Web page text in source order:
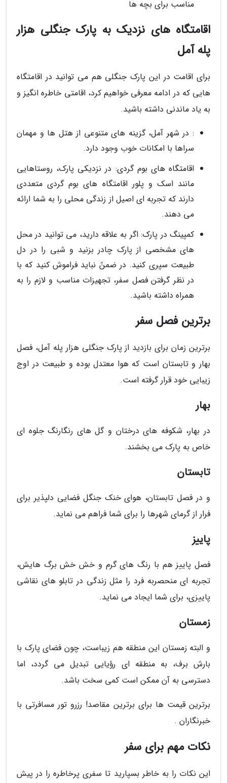
مناسب برای بچه ها
اقامتگاه های نزدیک به پارک جنگلی هزار
پله آمل
برای اقامت در این پارک جنگلی هم می توانید در اقامتگاه
هایی که در ادامه معرفی خواهیم کرد، اقامتی خاطره انگیز و
به یاد ماندنی داشته باشید.
: در شهر آمل، گزینه های متنوعی از هتل ها و مهمان
سراها با امکانات خوب وجود دارد.
اقامتگاه های بوم گردی: در نزدیکی پارک، روستاهایی
مانند اسک و پلور اقامتگاه های بوم گردی متعددی
دارند که تجربه ای اصیل از زندگی محلی را به شما ارائه
می دهند.
کمپینگ در پارک: اگر به علاقه دارید، می توانید در محل
های مشخصی از پارک چادر بزنید و شبی را در دل
طبیعت سپری کنید. در ضمنً نباید فراموش کنید که با
در نظر گرفتن فصل سفر، تجهیزات مناسب و لازم را به
همراه داشته باشید.
برترین فصل سفر
برترین زمان برای بازدید از پارک جنگلی هزار پله آمل، فصل
بهار و تابستان است که هوا معتدل بوده و طبیعت در اوج
زیبایی خود قرار گرفته است.
بهار
در بهار، شکوفه های درختان و گل های رنگارنگ جلوه ای
خاص به پارک می بخشند.
تابستان
و در فصل تابستان، هوای خنک جنگل فضایی دلپذیر برای
فرار از گرمای شهرها را برای شما فراهم می نماید.
پاییز
فصل پاییز هم با رنگ های گرم و خش خش برگ هایش،
تجربه ای منحصربه فرد را مثل زندگی در تابلو های نقاشی
پاییزی، برای شما ایجاد می نماید.
زمستان
و البته زمستان این منطقه هم زیباست، چون فضای پارک با
بارش برف، به منطقه ای رؤیایی تبدیل می گردد، اما
دسترسی به آن ممکن است کمی سخت باشد.
برترین قیمت ها برای برترین مقاصد! رزرو تور مسافرتی با
خبرنگاران .
نکات مهم برای سفر
این نکات را به خاطر بسپارید تا سفری پرخاطره را در پیش